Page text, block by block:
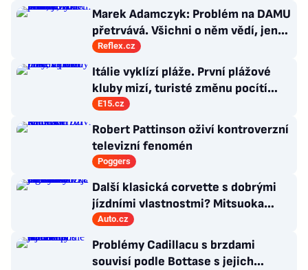
Marek Adamczyk: Problém na DAMU
přetrvává. Všichni o něm vědí, jen
moc nevědí, co s ním
Reflex.cz
Itálie vyklízí pláže. První plážové
kluby mizí, turisté změnu pocítí
brzy
E15.cz
Robert Pattinson oživí kontroverzní
televizní fenomén
Poggers
Další klasická corvette s dobrými
jízdními vlastnostmi? Mitsuoka
znovu využije legendární MX-5
Auto.cz
Problémy Cadillacu s brzdami
souvisí podle Bottase s jejich